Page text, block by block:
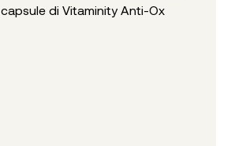
capsule di Vitaminity Anti-Ox